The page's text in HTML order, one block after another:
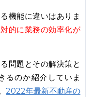
機能に違いはありま
的に業務の効率化が
問題とその解決策と
るのか紹介していま
2022年最新不動産の